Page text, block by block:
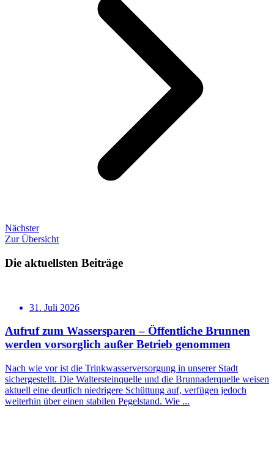
Nächster
Zur Übersicht
Die aktuellsten Beiträge
31. Juli 2026
Aufruf zum Wassersparen – Öffentliche Brunnen
werden vorsorglich außer Betrieb genommen
Nach wie vor ist die Trinkwasserversorgung in unserer Stadt
sichergestellt. Die Waltersteinquelle und die Brunnaderquelle weisen
aktuell eine deutlich niedrigere Schüttung auf, verfügen jedoch
weiterhin über einen stabilen Pegelstand. Wie ...